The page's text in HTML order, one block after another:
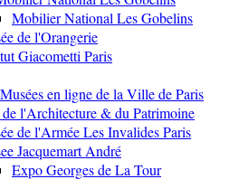
Mobilier National Les Gobelins
de l'Orangerie
Giacometti Paris
en ligne de la Ville de Paris
l'Architecture & du Patrimoine
de l'Armée Les Invalides Paris
Jacquemart André
Expo Georges de La Tour